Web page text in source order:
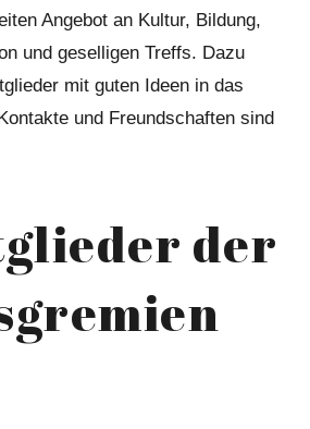
Angebot an Kultur, Bildung,
und geselligen Treffs. Dazu
mit guten Ideen in das
und Freundschaften sind
der